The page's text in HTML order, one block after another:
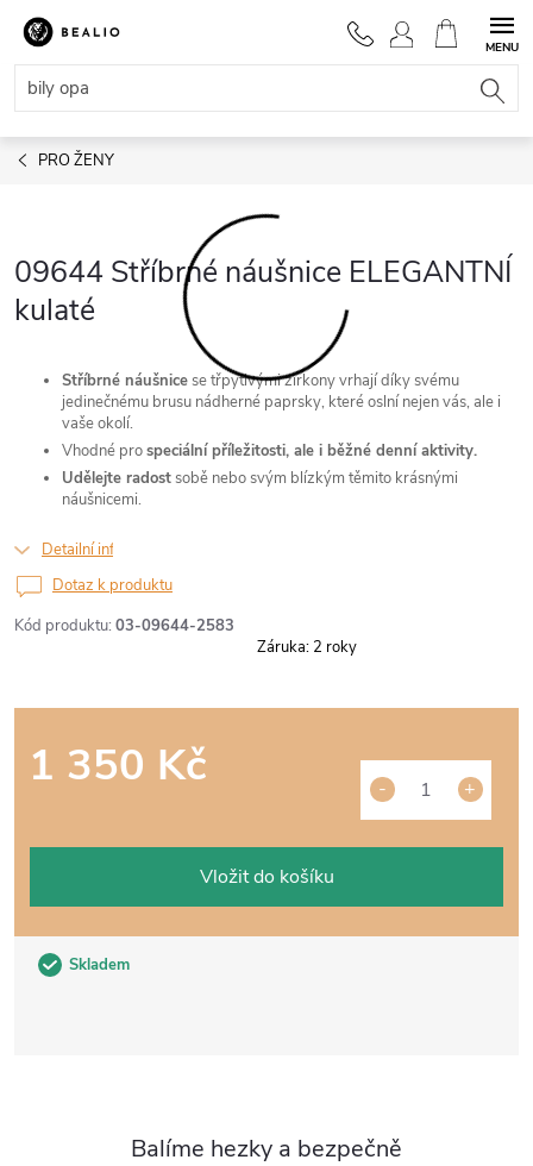
Přejít
obsah
NÁKUPNÍ
KOŠÍK
PRO ŽENY
09644 Stříbrné náušnice ELEGANTNÍ
kulaté
Kód produktu: 03-09644-2583
Stříbrné náušnicese třpytivými zirkony vrhají díky svému
jedinečnému brusu nádherné paprsky, které oslní nejen vás, ale i
vaše okolí.
Vhodné prospeciální příležitosti, ale i běžné denní aktivity.
Udělejte radostsobě nebo svým blízkým těmito krásnými
náušnicemi.
Detailní informace
Skladem
1 350 Kč
Vložit do košíku
Dotaz k produktu
Záruka: 2 roky
Balíme hezky a bezpečně